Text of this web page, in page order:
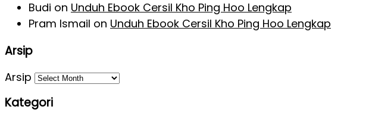
Budi on Unduh Ebook Cersil Kho Ping Hoo Lengkap
Pram Ismail on Unduh Ebook Cersil Kho Ping Hoo Lengkap
Arsip
Arsip
Kategori